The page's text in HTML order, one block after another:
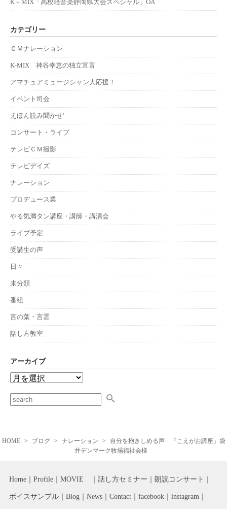
K－MIX「高校軽音楽静岡県大会スペシャル」OA
カテゴリー
ＣＭナレーション
K-MIX 神谷幸恵の独立宣言
アマチュアミュージシャン大応援！
イベント司会
えほん読み聞かせ'
コンサート・ライブ
テレビＣＭ撮影
テレビデイズ
ナレーション
プロデュース業
やる気満タン講座・講師・講演会
ライブ予定
受講生の声
日々
未分類
番組
言の葉・言霊
話し方教室
アーカイブ
HOME ブログ ナレーション
自分を抱きしめる声 『こえがお講座』袋
井デンマーク牧場福祉会様
Home Profile MOVIE 話し方セミナー 朗読コンサート
ボイスサンプル Blog News Contact facebook instagram